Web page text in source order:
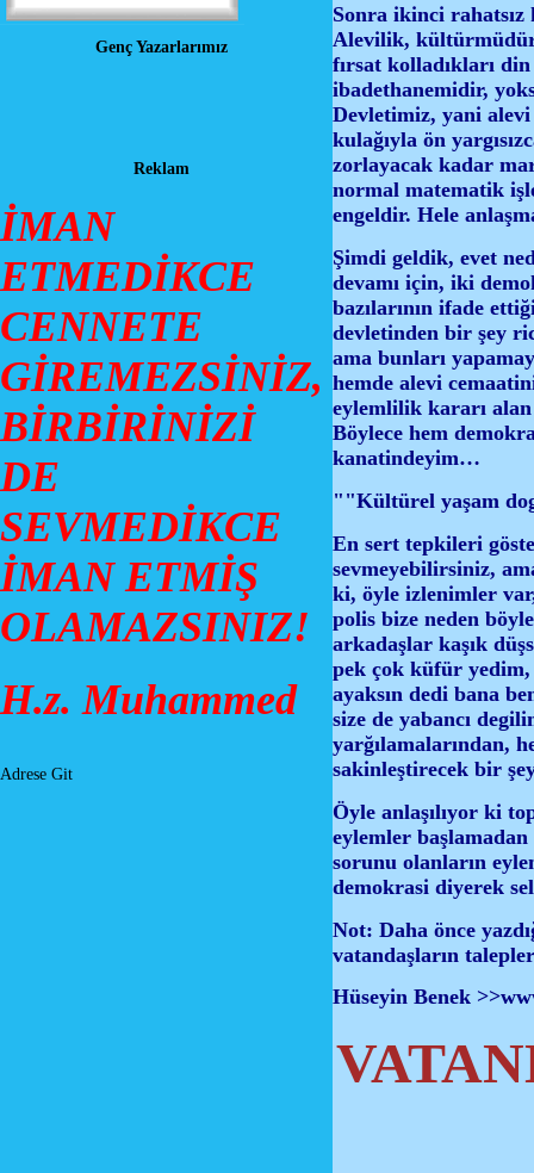
Genç Yazarlarımız
Reklam
İMAN
ETMEDİKCE
CENNETE
GİREMEZSİNİZ,
BİRBİRİNİZİ
DE
SEVMEDİKCE
İMAN ETMİŞ
OLAMAZSINIZ!
H.z. Muhammed
Adrese Git
Sonra ikinci
Alevilik,
fırsat kolladıkları
ibadethanemidir,
Devletimiz, yani alevi
kulağıyla ön
zorlayacak kadar
normal matematik
engeldir. Hele
Şimdi geldik, evet
devamı için, iki
bazılarının ifade
devletinden bir şey
ama bunları
hemde alevi
eylemlilik kararı alan
Böylece hem
kanatindeyim…
""Kültürel yaşam
En sert tepkileri
sevmeyebilirsiniz,
ki, öyle izlenimler
polis bize neden
arkadaşlar kaşık
pek çok küfür
ayaksın dedi bana
size de yabancı
yarğılamalarından,
sakinleştirecek bir
Öyle anlaşılıyor ki
eylemler
sorunu olanların
demokrasi diyerek
Not: Daha önce
vatandaşların
Hüseyin Benek >>